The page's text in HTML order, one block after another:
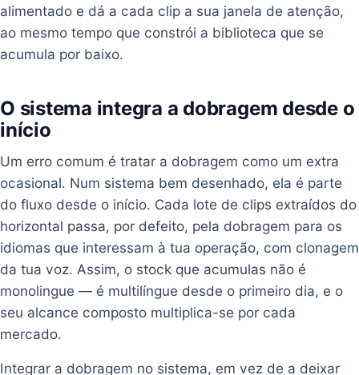
alimentado e dá a cada clip a sua janela de atenção,
ao mesmo tempo que constrói a biblioteca que se
acumula por baixo.
O sistema integra a dobragem desde o
início
Um erro comum é tratar a dobragem como um extra
ocasional. Num sistema bem desenhado, ela é parte
do fluxo desde o início. Cada lote de clips extraídos do
horizontal passa, por defeito, pela dobragem para os
idiomas que interessam à tua operação, com clonagem
da tua voz. Assim, o stock que acumulas não é
monolingue — é multilíngue desde o primeiro dia, e o
seu alcance composto multiplica-se por cada
mercado.
Integrar a dobragem no sistema, em vez de a deixar